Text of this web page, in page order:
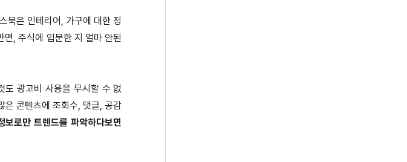
북은 인테리어, 가구에 대한 정
, 주식에 입문한 지 얼마 안된
도 광고비 사용을 무시할 수 없
은 콘텐츠에 조회수, 댓글, 공감
보로만 트렌드를 파악하다보면